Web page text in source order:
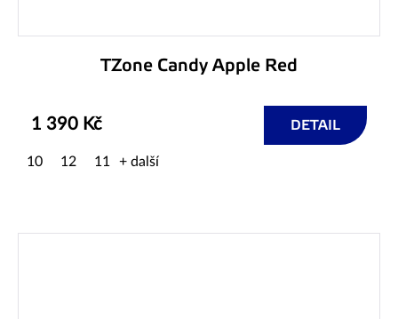
TZone Candy Apple Red
1 390 Kč DETAIL
10 12 11 + další